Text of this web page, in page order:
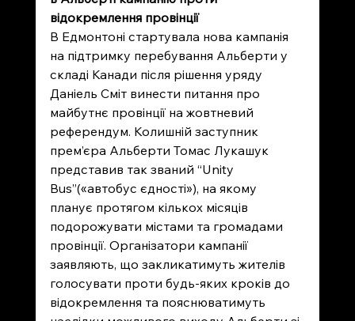
відокремлення провінції
В Едмонтоні стартувала нова кампанія
на підтримку перебування Альберти у
складі Канади після рішення уряду
Даніель Сміт винести питання про
майбутнє провінції на жовтневий
референдум. Колишній заступник
прем’єра Альберти Томас Лукашук
представив так званий “Unity
Bus”(«автобус єдності»), на якому
планує протягом кількох місяців
подорожувати містами та громадами
провінції. Організатори кампанії
заявляють, що закликатимуть жителів
голосувати проти будь-яких кроків до
відокремлення та пояснюватимуть